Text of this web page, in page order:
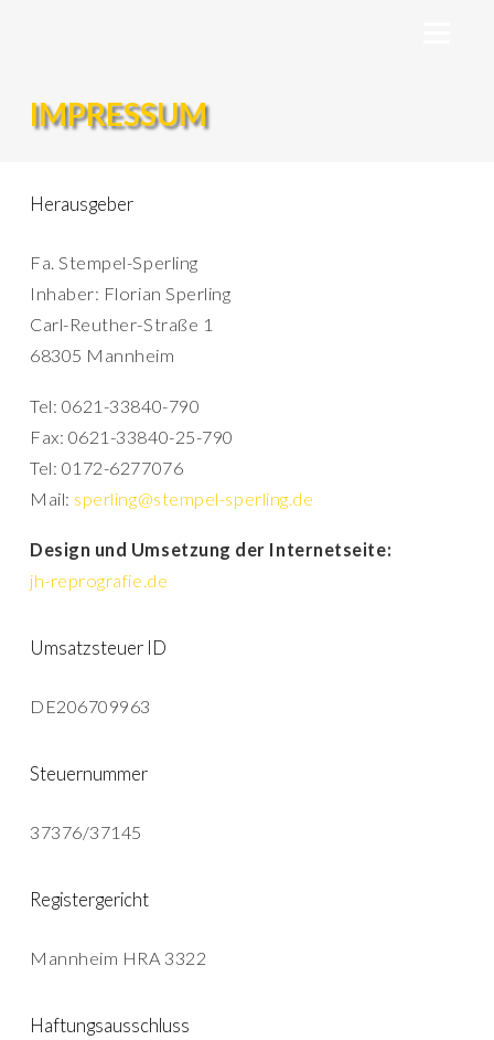
IMPRESSUM
Herausgeber
Fa. Stempel-Sperling
Inhaber: Florian Sperling
Carl-Reuther-Straße 1
68305 Mannheim
Tel: 0621-33840-790
Fax: 0621-33840-25-790
Tel: 0172-6277076
Mail: sperling@stempel-sperling.de
Design und Umsetzung der Internetseite:
jh-reprografie.de
Umsatzsteuer ID
DE206709963
Steuernummer
37376/37145
Registergericht
Mannheim HRA 3322
Haftungsausschluss